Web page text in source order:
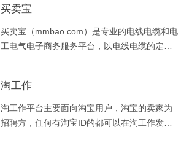
机，录音笔等产品信息。
买卖宝
买卖宝（mmbao.com）是专业的电线电缆和电
工电气电子商务服务平台，以电线电缆的定
购、销售、支付、物流、质检及金融等服务为
一体的一站式解决方案！
淘工作
淘工作平台主要面向淘宝用户，淘宝的卖家为
招聘方，任何有淘宝ID的都可以在淘工作发布